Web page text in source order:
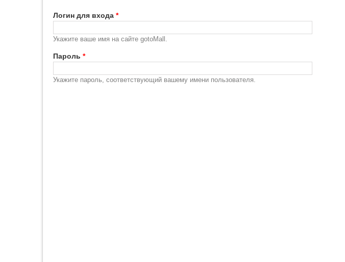
Логин для входа *
Укажите ваше имя на сайте gotoMall.
Пароль *
Укажите пароль, соответствующий вашему имени пользователя.